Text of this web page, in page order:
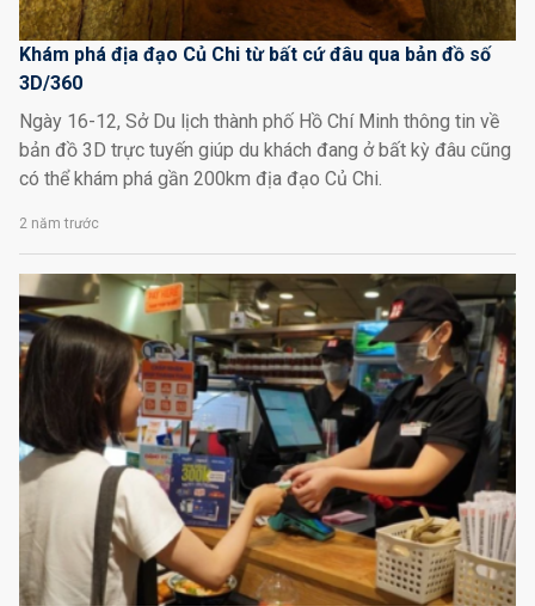
Khám phá địa đạo Củ Chi từ bất cứ đâu qua bản đồ số
3D/360
Ngày 16-12, Sở Du lịch thành phố Hồ Chí Minh thông tin về
bản đồ 3D trực tuyến giúp du khách đang ở bất kỳ đâu cũng
có thể khám phá gần 200km địa đạo Củ Chi.
2 năm trước